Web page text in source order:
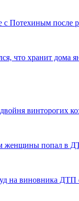
с Потехиным после
что хранит дома
винторогих
женщины попал в
на виновника ДТП